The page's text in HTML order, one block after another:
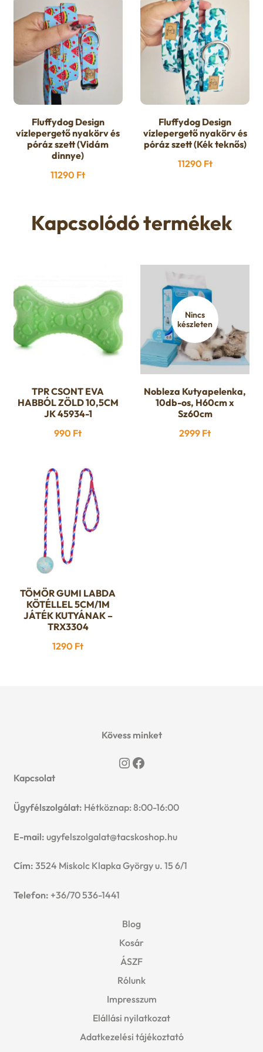
Fluffydog Design
vízlepergető nyakörv és
póráz szett (Vidám
dinnye)
11290 Ft
Fluffydog Design
vízlepergető nyakörv és
póráz szett (Kék teknős)
11290 Ft
Kapcsolódó termékek
TPR CSONT EVA
HABBÓL ZÖLD 10,5CM
JK 45934-1
990 Ft
Nincs
készleten
Nobleza Kutyapelenka,
10db-os, H60cm x
Sz60cm
2999 Ft
TÖMÖR GUMI LABDA
KÖTÉLLEL 5CM/1M
JÁTÉK KUTYÁNAK –
TRX3304
1290 Ft
Kövess minket
Instagram
Facebook
Kapcsolat
Ügyfélszolgálat: Hétköznap: 8:00-16:00
E-mail: ugyfelszolgalat@tacskoshop.hu
Cím: 3524 Miskolc Klapka György u. 15 6/1
Telefon: +36/70 536-1441
Blog
Kosár
ÁSZF
Rólunk
Impresszum
Elállási nyilatkozat
Adatkezelési tájékoztató